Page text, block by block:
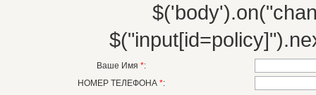
Ваше Имя *:
НОМЕР ТЕЛЕФОНА *: